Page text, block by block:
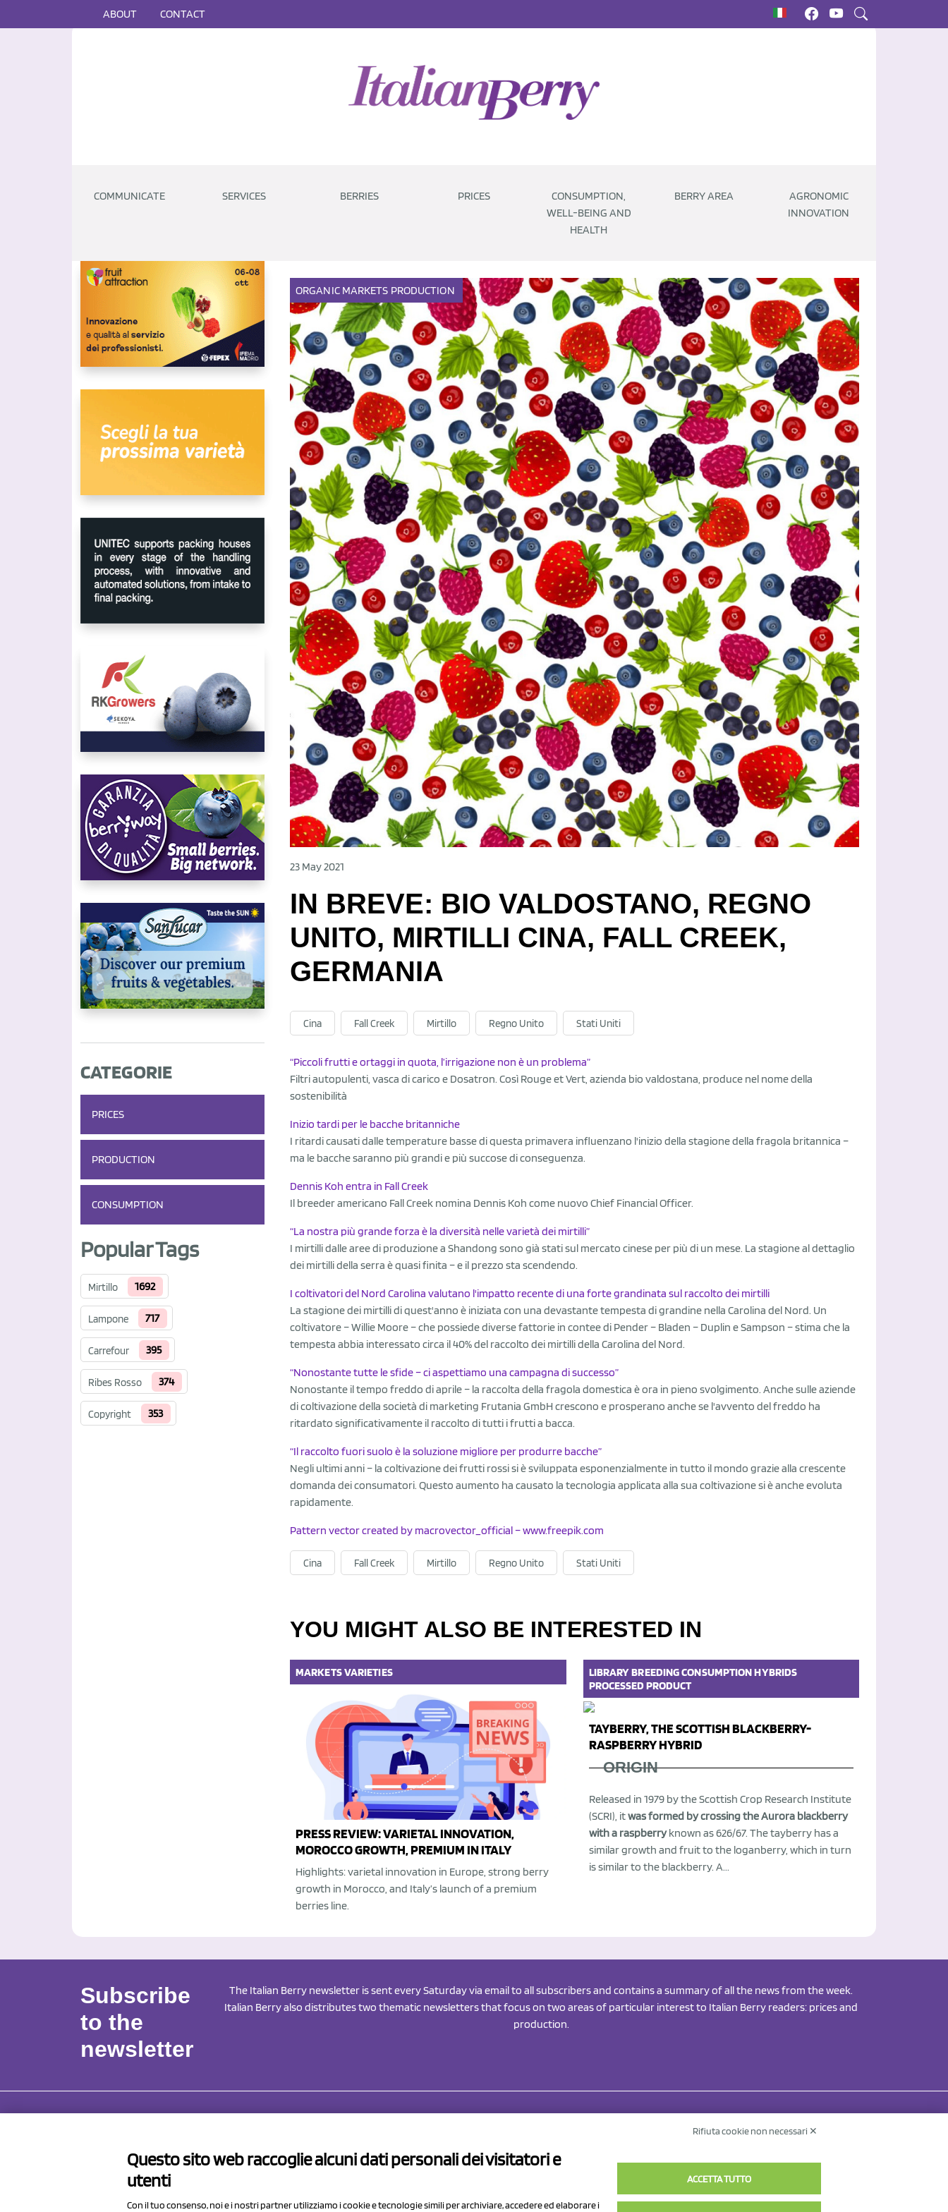
ABOUT CONTACT
COMMUNICATE SERVICES BERRIES PRICES
CONSUMPTION,
WELL-BEING AND
HEALTH
BERRY AREA
AGRONOMIC
INNOVATION
CATEGORIE
PRICES
PRODUCTION
CONSUMPTION
Popular Tags
Mirtillo 1692
Lampone 717
Carrefour 395
Ribes Rosso 374
Copyright 353
ORGANIC MARKETS PRODUCTION
23 May 2021
IN BREVE: BIO VALDOSTANO, REGNO
UNITO, MIRTILLI CINA, FALL CREEK,
GERMANIA
Cina Fall Creek Mirtillo Regno Unito Stati Uniti
“Piccoli frutti e ortaggi in quota, l’irrigazione non è un problema”
Filtri autopulenti, vasca di carico e Dosatron. Così Rouge et Vert, azienda bio valdostana, produce nel nome della
sostenibilità
Inizio tardi per le bacche britanniche
I ritardi causati dalle temperature basse di questa primavera influenzano l'inizio della stagione della fragola britannica –
ma le bacche saranno più grandi e più succose di conseguenza.
Dennis Koh entra in Fall Creek
Il breeder americano Fall Creek nomina Dennis Koh come nuovo Chief Financial Officer.
“La nostra più grande forza è la diversità nelle varietà dei mirtilli”
I mirtilli dalle aree di produzione a Shandong sono già stati sul mercato cinese per più di un mese. La stagione al dettaglio
dei mirtilli della serra è quasi finita – e il prezzo sta scendendo.
I coltivatori del Nord Carolina valutano l'impatto recente di una forte grandinata sul raccolto dei mirtilli
La stagione dei mirtilli di quest'anno è iniziata con una devastante tempesta di grandine nella Carolina del Nord. Un
coltivatore – Willie Moore – che possiede diverse fattorie in contee di Pender – Bladen – Duplin e Sampson – stima che la
tempesta abbia interessato circa il 40% del raccolto dei mirtilli della Carolina del Nord.
“Nonostante tutte le sfide – ci aspettiamo una campagna di successo”
Nonostante il tempo freddo di aprile – la raccolta della fragola domestica è ora in pieno svolgimento. Anche sulle aziende
di coltivazione della società di marketing Frutania GmbH crescono e prosperano anche se l'avvento del freddo ha
ritardato significativamente il raccolto di tutti i frutti a bacca.
“Il raccolto fuori suolo è la soluzione migliore per produrre bacche”
Negli ultimi anni – la coltivazione dei frutti rossi si è sviluppata esponenzialmente in tutto il mondo grazie alla crescente
domanda dei consumatori. Questo aumento ha causato la tecnologia applicata alla sua coltivazione si è anche evoluta
rapidamente.
Pattern vector created by macrovector_official – www.freepik.com
Cina Fall Creek Mirtillo Regno Unito Stati Uniti
YOU MIGHT ALSO BE INTERESTED IN
MARKETSVARIETIES
PRESS REVIEW: VARIETAL INNOVATION,
MOROCCO GROWTH, PREMIUM IN ITALY
Highlights: varietal innovation in Europe, strong berry
growth in Morocco, and Italy’s launch of a premium
berries line.
LIBRARYBREEDINGCONSUMPTIONHYBRIDS
PROCESSED PRODUCT
TAYBERRY, THE SCOTTISH BLACKBERRY-
RASPBERRY HYBRID
ORIGIN
Released in 1979 by the Scottish Crop Research Institute
(SCRI), itwas formed by crossing the Aurora blackberry
with a raspberryknown as 626/67. The tayberry has a
similar growth and fruit to the loganberry, which in turn
is similar to the blackberry. A...
Subscribe
to the
newsletter
The Italian Berry newsletter is sent every Saturday via email to all subscribers and contains a summary of all the news from the week.
Italian Berry also distributes two thematic newsletters that focus on two areas of particular interest to Italian Berry readers: prices and
production.
Via Prov.le Sassuolo Vignola 315/1
REA: MO 208553
Contact Us
Rifiuta cookie non necessari ✕
Questo sito web raccoglie alcuni dati personali dei visitatori e
utenti
Con il tuo consenso, noi e i nostri partner utilizziamo i cookie e tecnologie simili per archiviare, accedere ed elaborare i
ACCETTA TUTTO